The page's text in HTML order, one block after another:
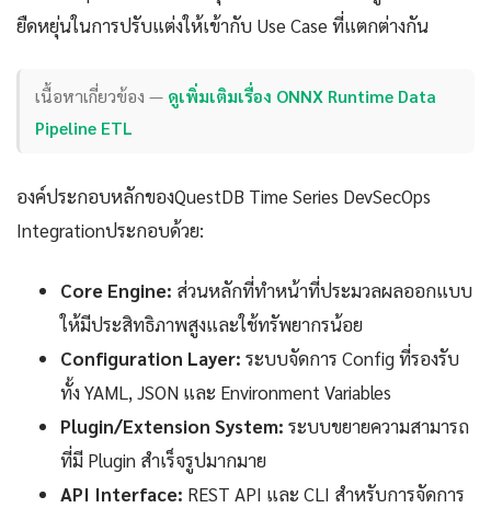
ยืดหยุ่นในการปรับแต่งให้เข้ากับ Use Case ที่แตกต่างกัน
เนื้อหาเกี่ยวข้อง — ดูเพิ่มเติมเรื่อง ONNX Runtime Data
Pipeline ETL
องค์ประกอบหลักของQuestDB Time Series DevSecOps
Integrationประกอบด้วย:
Core Engine: ส่วนหลักที่ทำหน้าที่ประมวลผลออกแบบ
ให้มีประสิทธิภาพสูงและใช้ทรัพยากรน้อย
Configuration Layer: ระบบจัดการ Config ที่รองรับ
ทั้ง YAML, JSON และ Environment Variables
Plugin/Extension System: ระบบขยายความสามารถ
ที่มี Plugin สำเร็จรูปมากมาย
API Interface: REST API และ CLI สำหรับการจัดการ